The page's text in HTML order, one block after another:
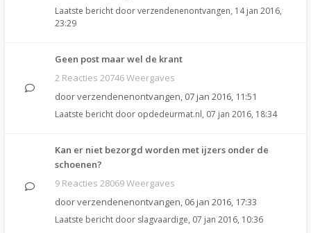
Laatste bericht doorverzendenenontvangen, 14 jan 2016,
23:29
Geen post maar wel de krant
2 Reacties 20746 Weergaves
doorverzendenenontvangen, 07 jan 2016, 11:51
Laatste bericht door opdedeurmat.nl, 07 jan 2016, 18:34
Kan er niet bezorgd worden met ijzers onder de
schoenen?
9 Reacties 28069 Weergaves
doorverzendenenontvangen, 06 jan 2016, 17:33
Laatste bericht door slagvaardige, 07 jan 2016, 10:36